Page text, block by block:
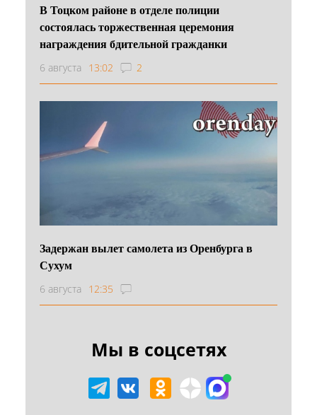
В Тоцком районе в отделе полиции
состоялась торжественная церемония
награждения бдительной гражданки
6 августа 13:02 2
Задержан вылет самолета из Оренбурга в
Сухум
6 августа 12:35
Мы в соцсетях